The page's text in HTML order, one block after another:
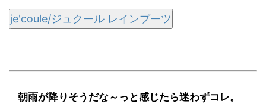
je'coule/ジュクール レインブーツ
朝雨が降りそうだな～っと感じたら迷わずコレ。